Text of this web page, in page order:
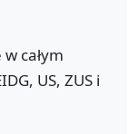
całym
US, ZUS i